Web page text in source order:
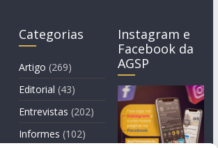
Categorias
Artigo (269)
Editorial (43)
Entrevistas (202)
Informes (102)
Instagram e
Facebook da
AGSP